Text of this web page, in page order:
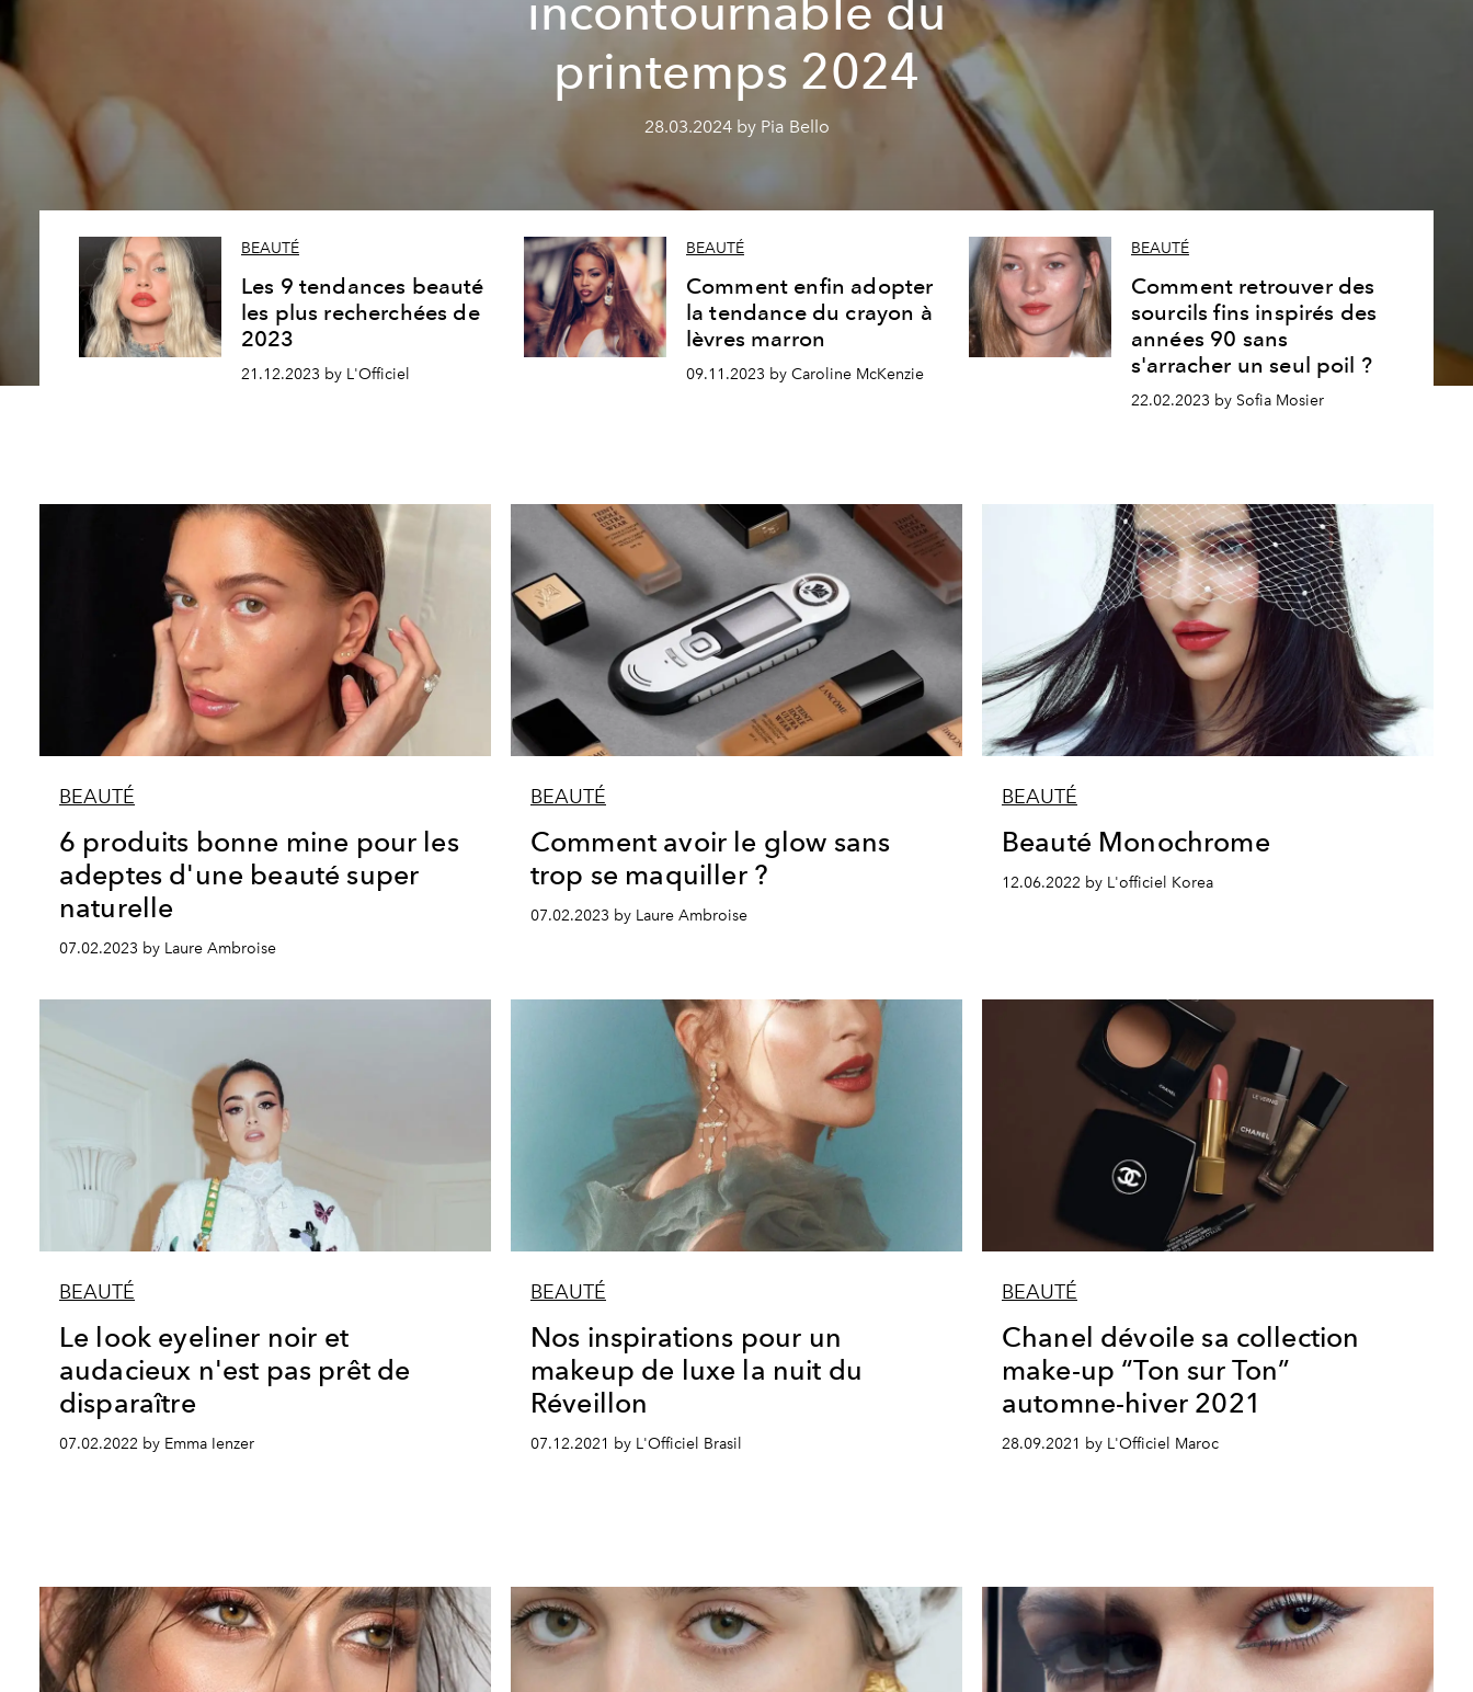
incontournable du
printemps 2024
28.03.2024 by Pia Bello
BEAUTÉ
Les 9 tendances beauté
les plus recherchées de
2023
21.12.2023 by L'Officiel
BEAUTÉ
Comment enfin adopter
la tendance du crayon à
lèvres marron
09.11.2023 by Caroline McKenzie
BEAUTÉ
Comment retrouver des
sourcils fins inspirés des
années 90 sans
s'arracher un seul poil ?
22.02.2023 by Sofia Mosier
BEAUTÉ
6 produits bonne mine pour les
adeptes d'une beauté super
naturelle
07.02.2023 by Laure Ambroise
BEAUTÉ
Comment avoir le glow sans
trop se maquiller ?
07.02.2023 by Laure Ambroise
BEAUTÉ
Beauté Monochrome
12.06.2022 by L'officiel Korea
BEAUTÉ
Le look eyeliner noir et
audacieux n'est pas prêt de
disparaître
07.02.2022 by Emma Ienzer
BEAUTÉ
Nos inspirations pour un
makeup de luxe la nuit du
Réveillon
07.12.2021 by L'Officiel Brasil
BEAUTÉ
Chanel dévoile sa collection
make-up “Ton sur Ton”
automne-hiver 2021
28.09.2021 by L'Officiel Maroc